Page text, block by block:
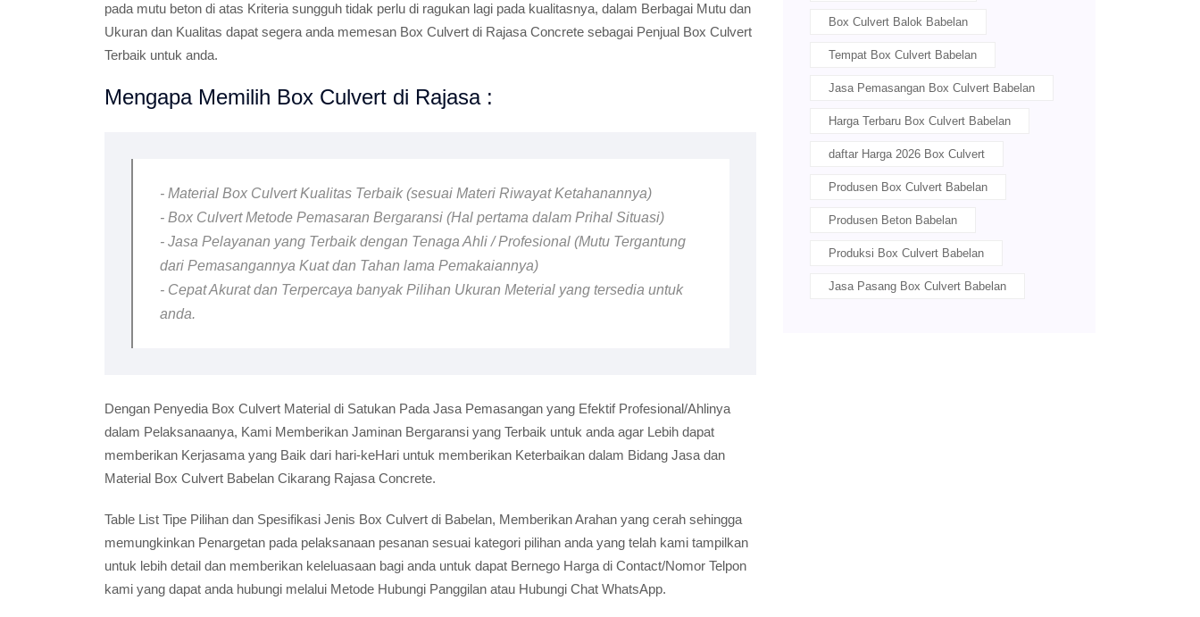
pada mutu beton di atas Kriteria sungguh tidak perlu di ragukan lagi pada kualitasnya, dalam Berbagai Mutu dan
Ukuran dan Kualitas dapat segera anda memesan Box Culvert di Rajasa Concrete sebagai Penjual Box Culvert
Terbaik untuk anda.
Mengapa Memilih Box Culvert di Rajasa :
- Material Box Culvert Kualitas Terbaik (sesuai Materi Riwayat Ketahanannya)
- Box Culvert Metode Pemasaran Bergaransi (Hal pertama dalam Prihal Situasi)
- Jasa Pelayanan yang Terbaik dengan Tenaga Ahli / Profesional (Mutu Tergantung
dari Pemasangannya Kuat dan Tahan lama Pemakaiannya)
- Cepat Akurat dan Terpercaya banyak Pilihan Ukuran Meterial yang tersedia untuk
anda.
Dengan Penyedia Box Culvert Material di Satukan Pada Jasa Pemasangan yang Efektif Profesional/Ahlinya
dalam Pelaksanaanya, Kami Memberikan Jaminan Bergaransi yang Terbaik untuk anda agar Lebih dapat
memberikan Kerjasama yang Baik dari hari-keHari untuk memberikan Keterbaikan dalam Bidang Jasa dan
Material Box Culvert Babelan Cikarang Rajasa Concrete.
Table List Tipe Pilihan dan Spesifikasi Jenis Box Culvert di Babelan, Memberikan Arahan yang cerah sehingga
memungkinkan Penargetan pada pelaksanaan pesanan sesuai kategori pilihan anda yang telah kami tampilkan
untuk lebih detail dan memberikan keleluasaan bagi anda untuk dapat Bernego Harga di Contact/Nomor Telpon
kami yang dapat anda hubungi melalui Metode Hubungi Panggilan atau Hubungi Chat WhatsApp.
Box Culvert Balok Babelan
Tempat Box Culvert Babelan
Jasa Pemasangan Box Culvert Babelan
Harga Terbaru Box Culvert Babelan
daftar Harga 2026 Box Culvert
Produsen Box Culvert Babelan
Produsen Beton Babelan
Produksi Box Culvert Babelan
Jasa Pasang Box Culvert Babelan